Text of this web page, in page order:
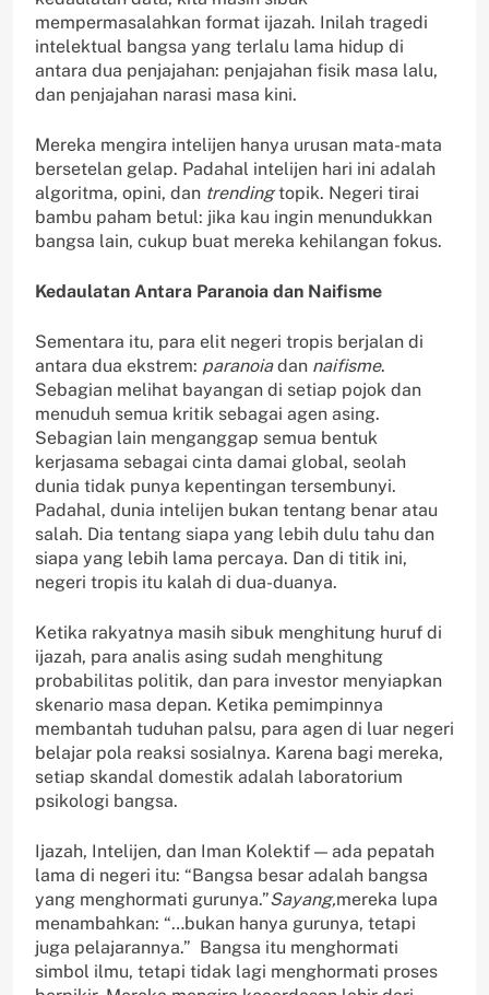
mempermasalahkan format ijazah. Inilah tragedi
intelektual bangsa yang terlalu lama hidup di
antara dua penjajahan: penjajahan fisik masa lalu,
dan penjajahan narasi masa kini.
Mereka mengira intelijen hanya urusan mata-mata
bersetelan gelap. Padahal intelijen hari ini adalah
algoritma, opini, dan trendingtopik. Negeri tirai
bambu paham betul: jika kau ingin menundukkan
bangsa lain, cukup buat mereka kehilangan fokus.
Kedaulatan Antara Paranoia dan Naifisme
Sementara itu, para elit negeri tropis berjalan di
antara dua ekstrem: paranoiadan naifisme.
Sebagian melihat bayangan di setiap pojok dan
menuduh semua kritik sebagai agen asing.
Sebagian lain menganggap semua bentuk
kerjasama sebagai cinta damai global, seolah
dunia tidak punya kepentingan tersembunyi.
Padahal, dunia intelijen bukan tentang benar atau
salah. Dia tentang siapa yang lebih dulu tahu dan
siapa yang lebih lama percaya. Dan di titik ini,
negeri tropis itu kalah di dua-duanya.
Ketika rakyatnya masih sibuk menghitung huruf di
ijazah, para analis asing sudah menghitung
probabilitas politik, dan para investor menyiapkan
skenario masa depan. Ketika pemimpinnya
membantah tuduhan palsu, para agen di luar negeri
belajar pola reaksi sosialnya. Karena bagi mereka,
setiap skandal domestik adalah laboratorium
psikologi bangsa.
Ijazah, Intelijen, dan Iman Kolektif — ada pepatah
lama di negeri itu: “Bangsa besar adalah bangsa
yang menghormati gurunya.”Sayang,mereka lupa
menambahkan: “…bukan hanya gurunya, tetapi
juga pelajarannya.” Bangsa itu menghormati
simbol ilmu, tetapi tidak lagi menghormati proses